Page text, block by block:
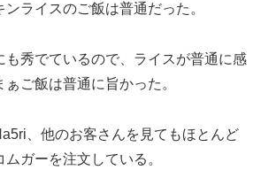
ライスのご飯は普通だった。
も秀でているので、ライスが普通に感
ご飯は普通に旨かった。
、他のお客さんを見てもほとんど
ガーを注文している。